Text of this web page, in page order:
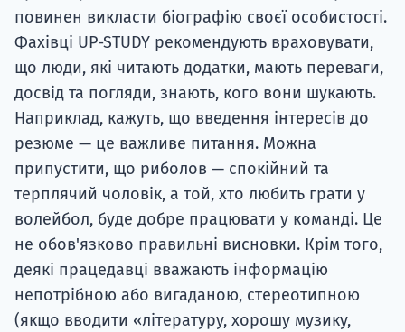
повинен викласти біографію своєї особистості.
Фахівці UP-STUDY рекомендують враховувати,
що люди, які читають додатки, мають переваги,
досвід та погляди, знають, кого вони шукають.
Наприклад, кажуть, що введення інтересів до
резюме — це важливе питання. Можна
припустити, що риболов — спокійний та
терплячий чоловік, а той, хто любить грати у
волейбол, буде добре працювати у команді. Це
не обов'язково правильні висновки. Крім того,
деякі працедавці вважають інформацію
непотрібною або вигаданою, стереотипною
(якщо вводити «літературу, хорошу музику,